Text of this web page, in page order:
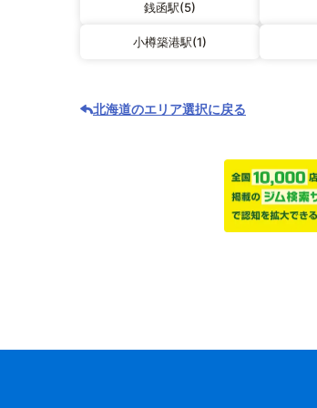
銭函駅(5)
小樽築港駅(1)
北海道のエリア選択に戻る